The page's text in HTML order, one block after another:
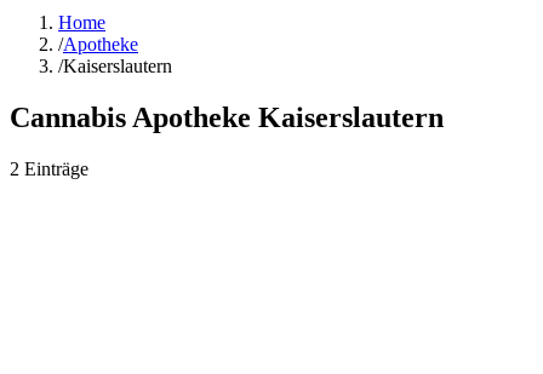
Home
/Apotheke
/Kaiserslautern
Cannabis Apotheke Kaiserslautern
2 Einträge